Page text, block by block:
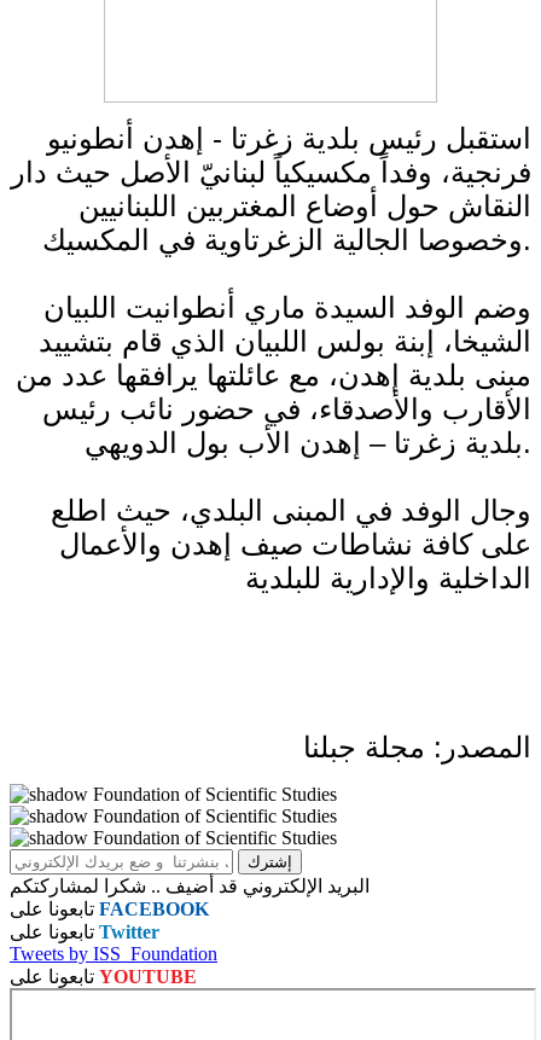
استقبل رئيس بلدية زغرتا - إهدن أنطونيو
فرنجية، وفداً مكسيكياً لبنانيّ الأصل حيث دار
النقاش حول أوضاع المغتربين اللبنانيين
وخصوصا الجالية الزغرتاوية في المكسيك.
وضم الوفد السيدة ماري أنطوانيت اللبيان
الشيخا، إبنة بولس اللبيان الذي قام بتشييد
مبنى بلدية إهدن، مع عائلتها يرافقها عدد من
الأقارب والأصدقاء، في حضور نائب رئيس
بلدية زغرتا – إهدن الأب بول الدويهي.
وجال الوفد في المبنى البلدي، حيث اطلع
على كافة نشاطات صيف إهدن والأعمال
الداخلية والإدارية للبلدية
المصدر: مجلة جبلنا
البريد الإلكتروني قد أضيف .. شكرا لمشاركتكم
FACEBOOK
Twitter
Tweets by ISS_Foundation
YOUTUBE